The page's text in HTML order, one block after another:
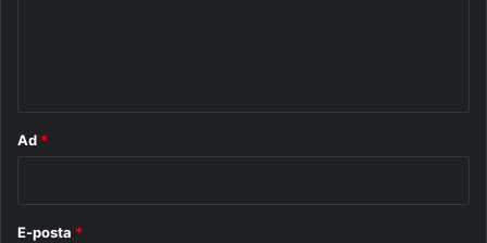
Ad *
E-posta *